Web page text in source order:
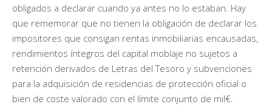
obligados a declarar cuando ya antes no lo estaban. Hay
que rememorar que no tienen la obligación de declarar los
impositores que consigan rentas inmobiliarias encausadas,
rendimientos íntegros del capital moblaje no sujetos a
retención derivados de Letras del Tesoro y subvenciones
para la adquisición de residencias de protección oficial o
bien de coste valorado con el límite conjunto de mil€.